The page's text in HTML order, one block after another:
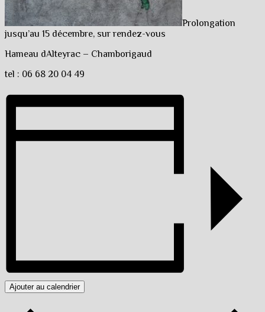
Prolongation
jusqu’au 15 décembre, sur rendez-vous
Hameau dAlteyrac – Chamborigaud
tel : 06 68 20 04 49
Ajouter au calendrier